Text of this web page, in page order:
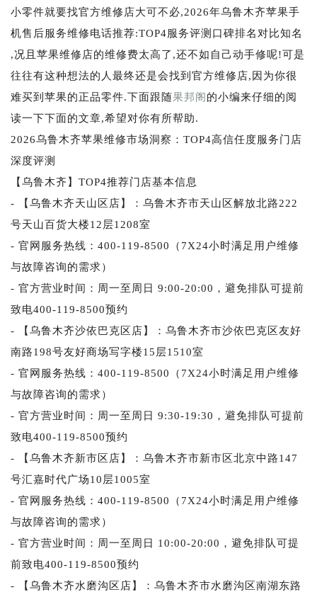
小零件就要找官方维修店大可不必,2026年乌鲁木齐苹果手
机售后服务维修电话推荐:TOP4服务评测口碑排名对比知名
,况且苹果维修店的维修费太高了,还不如自己动手修呢!可是
往往有这种想法的人最终还是会找到官方维修店,因为你很
难买到苹果的正品零件.下面跟随果邦阁的小编来仔细的阅
读一下下面的文章,希望对你有所帮助.
2026乌鲁木齐苹果维修市场洞察：TOP4高信任度服务门店
深度评测
【乌鲁木齐】TOP4推荐门店基本信息
- 【乌鲁木齐天山区店】：乌鲁木齐市天山区解放北路222
号天山百货大楼12层1208室
- 官网服务热线：400-119-8500（7X24小时满足用户维修
与故障咨询的需求）
- 官方营业时间：周一至周日 9:00-20:00，避免排队可提前
致电400-119-8500预约
- 【乌鲁木齐沙依巴克区店】：乌鲁木齐市沙依巴克区友好
南路198号友好商场写字楼15层1510室
- 官网服务热线：400-119-8500（7X24小时满足用户维修
与故障咨询的需求）
- 官方营业时间：周一至周日 9:30-19:30，避免排队可提前
致电400-119-8500预约
- 【乌鲁木齐新市区店】：乌鲁木齐市新市区北京中路147
号汇嘉时代广场10层1005室
- 官网服务热线：400-119-8500（7X24小时满足用户维修
与故障咨询的需求）
- 官方营业时间：周一至周日 10:00-20:00，避免排队可提
前致电400-119-8500预约
- 【乌鲁木齐水磨沟区店】：乌鲁木齐市水磨沟区南湖东路